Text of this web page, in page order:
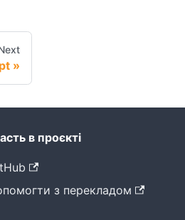
в проєкті
з перекладом